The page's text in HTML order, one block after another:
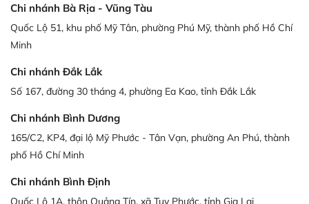
Chi nhánh Bà Rịa - Vũng Tàu
Quốc Lộ 51, khu phố Mỹ Tân, phường Phú Mỹ, thành phố Hồ Chí
Minh
Chi nhánh Đắk Lắk
Số 167, đường 30 tháng 4, phường Ea Kao, tỉnh Đắk Lắk
Chi nhánh Bình Dương
165/C2, KP4, đại lộ Mỹ Phước - Tân Vạn, phường An Phú, thành
phố Hồ Chí Minh
Chi nhánh Bình Định
Quốc Lộ 1A, thôn Quảng Tín, xã Tuy Phước, tỉnh Gia Lai